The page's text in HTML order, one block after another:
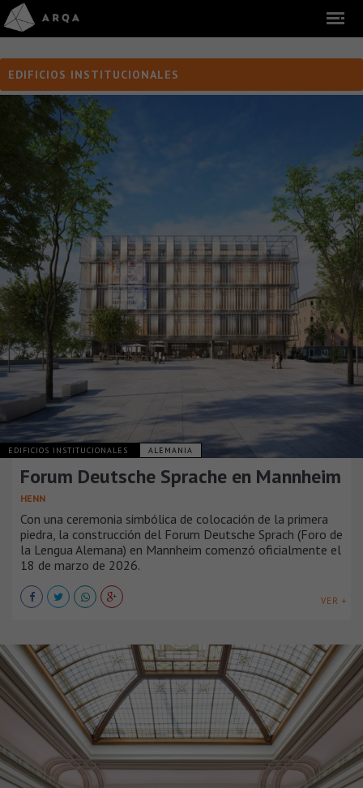
EDIFICIOS INSTITUCIONALES
EDIFICIOS INSTITUCIONALES ALEMANIA
Forum Deutsche Sprache en Mannheim
HENN
Con una ceremonia simbólica de colocación de la primera
piedra, la construcción del Forum Deutsche Sprach (Foro de
la Lengua Alemana) en Mannheim comenzó oficialmente el
18 de marzo de 2026.
VER +